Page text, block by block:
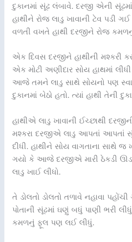
દુકાનમાં સૂંઢ લંબાવે. દરજી એની
હાથીને રોજ લાડુ ખાવાની ટેવ પડી
વળતી વખતે હાથી દરજીને રોજ
એક દિવસ દરજીને હાથીની મશ્કરી
એક મોટી અણીદાર સોય હાથમાં
આજે તમને લાડુ સાથે સોયનો પણ
દુકાનમાં બેઠો હતો. ત્યાં હાથી તેની
હાથીએ લાડુ ખાવાની ઈચ્છાથી
મશ્કરા દરજીએ લાડુ આપતાં આપતાં
દીધી. હાથીને સોય વાગતાના સાથે
ગયો કે આજે દરજીએ મારી ઠેકડી
લાડુ ખાઈ લીધો.
તે ડોલતો ડોલતો તળાવે નહાવા
પોતાની સૂંઢમાં ઘણું બધું પાણી ભરી
કમળનું ફૂલ પણ લઈ લીધું.